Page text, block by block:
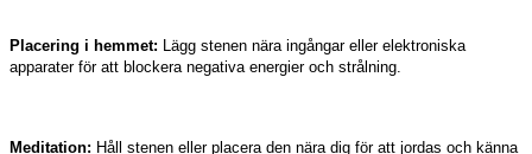
Placering i hemmet: Lägg stenen nära ingångar eller elektroniska
apparater för att blockera negativa energier och strålning.
Meditation: Håll stenen eller placera den nära dig för att jordas och känna